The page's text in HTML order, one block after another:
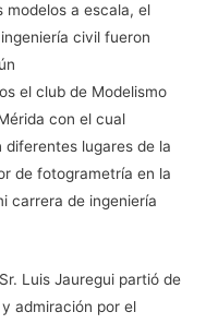
modelos a escala, el
civil fueron
el club de Modelismo
con el cual
diferentes lugares de la
de fotogrametría en la
carrera de ingeniería
Luis Jauregui partió de
admiración por el